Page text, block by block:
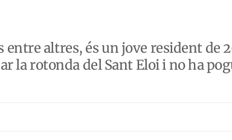
altres, és un jove resident de
la rotonda del Sant Eloi i no ha